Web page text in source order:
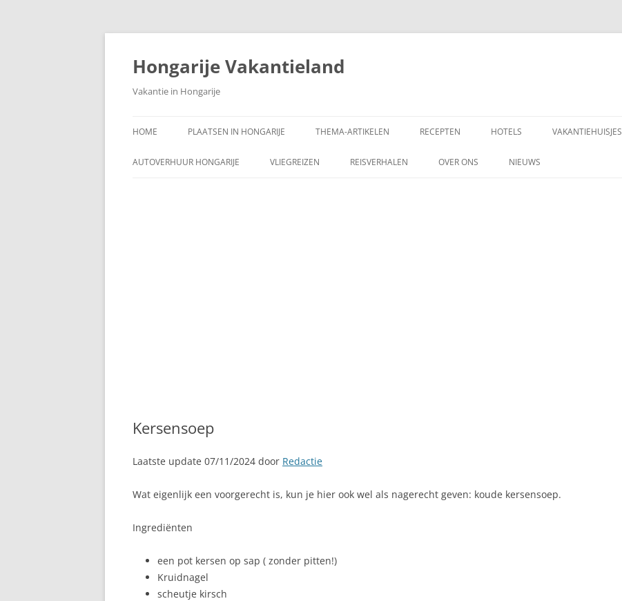
Ga
inhoud
Hongarije Vakantieland
Vakantie in Hongarije
HOME PLAATSEN IN HONGARIJE THEMA-ARTIKELEN RECEPTEN HOTELS VAKANTIEHUISJES
AUTOVERHUUR HONGARIJE VLIEGREIZEN REISVERHALEN OVER ONS NIEUWS
Kersensoep
Laatste update 07/11/2024 door Redactie
Wat eigenlijk een voorgerecht is, kun je hier ook wel als nagerecht geven: koude kersensoep.
Ingrediënten
een pot kersen op sap ( zonder pitten!)
Kruidnagel
scheutje kirsch